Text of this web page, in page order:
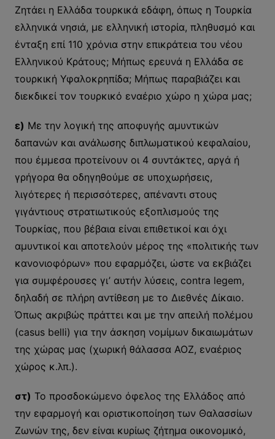
Ζητάει η Ελλάδα τουρκικά εδάφη, όπως η Τουρκία
ελληνικά νησιά, με ελληνική ιστορία, πληθυσμό και
ένταξη επί 110 χρόνια στην επικράτεια του νέου
Ελληνικού Κράτους; Μήπως ερευνά η Ελλάδα σε
τουρκική Υφαλοκρηπίδα; Μήπως παραβιάζει και
διεκδικεί τον τουρκικό εναέριο χώρο η χώρα μας;
ε) Με την λογική της αποφυγής αμυντικών
δαπανών και ανάλωσης διπλωματικού κεφαλαίου,
που έμμεσα προτείνουν οι 4 συντάκτες, αργά ή
γρήγορα θα οδηγηθούμε σε υποχωρήσεις,
λιγότερες ή περισσότερες, απέναντι στους
γιγάντιους στρατιωτικούς εξοπλισμούς της
Τουρκίας, που βέβαια είναι επιθετικοί και όχι
αμυντικοί και αποτελούν μέρος της «πολιτικής των
κανονιοφόρων» που εφαρμόζει, ώστε να εκβιάζει
για συμφέρουσες γι’ αυτήν λύσεις, contra legem,
δηλαδή σε πλήρη αντίθεση με το Διεθνές Δίκαιο.
Όπως ακριβώς πράττει και με την απειλή πολέμου
(casus belli) για την άσκηση νομίμων δικαιωμάτων
της χώρας μας (χωρική θάλασσα ΑΟΖ, εναέριος
χώρος κ.λπ.).
στ) Το προσδοκώμενο όφελος της Ελλάδος από
την εφαρμογή και οριστικοποίηση των Θαλασσίων
Ζωνών της, δεν είναι κυρίως ζήτημα οικονομικό,